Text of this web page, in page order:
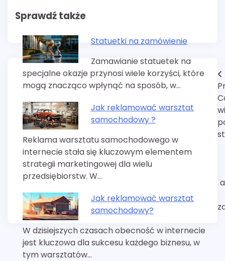
Sprawdź także
Statuetki na zamówienie
Zamawianie statuetek na
specjalne okazje przynosi wiele korzyści, które
mogą znacząco wpłynąć na sposób, w…
Jak reklamować warsztat
samochodowy ?
Reklama warsztatu samochodowego w
internecie stała się kluczowym elementem
strategii marketingowej dla wielu
przedsiębiorstw. W…
Jak reklamować warsztat
samochodowy?
W dzisiejszych czasach obecność w internecie
jest kluczowa dla sukcesu każdego biznesu, w
tym warsztatów…
Nawigacja
wpisu